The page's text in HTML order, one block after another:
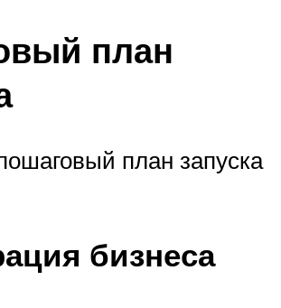
план
план запуска
бизнеса